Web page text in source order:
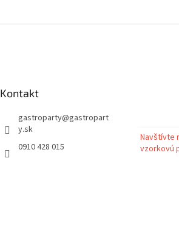
Kontakt
gastroparty@gastropart
y.sk
0910 428 015
Navštívte
vzorkovú